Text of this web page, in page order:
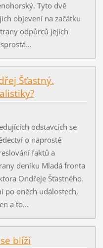
Tyto dvě
objevení na začátku
odpůrců jejich
Šťastný.
odstavcích se
o naprosté
faktů a
deníku Mladá fronta
Ondřeje Šťastného.
po oněch událostech,
a to...
blíží